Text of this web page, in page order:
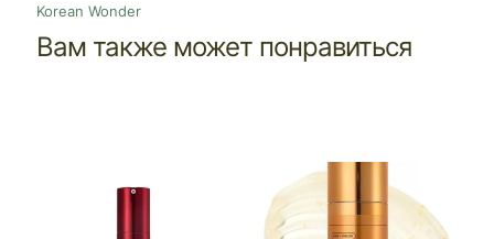
Korean Wonder
Вам также может понравиться